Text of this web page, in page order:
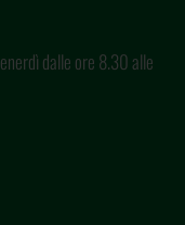
dalle ore 8.30 alle